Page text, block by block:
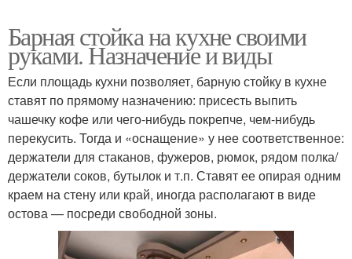
Барная стойка на кухне своими
руками. Назначение и виды
Если площадь кухни позволяет, барную стойку в кухне
ставят по прямому назначению: присесть выпить
чашечку кофе или чего-нибудь покрепче, чем-нибудь
перекусить. Тогда и «оснащение» у нее соответственное:
держатели для стаканов, фужеров, рюмок, рядом полка/
держатели соков, бутылок и т.п. Ставят ее опирая одним
краем на стену или край, иногда располагают в виде
остова — посреди свободной зоны.